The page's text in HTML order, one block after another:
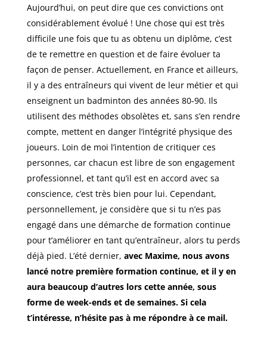
Aujourd’hui, on peut dire que ces convictions ont
considérablement évolué ! Une chose qui est très
difficile une fois que tu as obtenu un diplôme, c’est
de te remettre en question et de faire évoluer ta
façon de penser. Actuellement, en France et ailleurs,
il y a des entraîneurs qui vivent de leur métier et qui
enseignent un badminton des années 80-90. Ils
utilisent des méthodes obsolètes et, sans s’en rendre
compte, mettent en danger l’intégrité physique des
joueurs. Loin de moi l’intention de critiquer ces
personnes, car chacun est libre de son engagement
professionnel, et tant qu’il est en accord avec sa
conscience, c’est très bien pour lui. Cependant,
personnellement, je considère que si tu n’es pas
engagé dans une démarche de formation continue
pour t’améliorer en tant qu’entraîneur, alors tu perds
déjà pied. L’été dernier, avec Maxime, nous avons
lancé notre première formation continue, et il y en
aura beaucoup d’autres lors cette année, sous
forme de week-ends et de semaines. Si cela
t’intéresse, n’hésite pas à me répondre à ce mail.